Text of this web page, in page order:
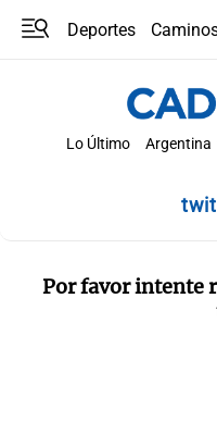
Deportes
Lo Último Argentina
Por favor intente